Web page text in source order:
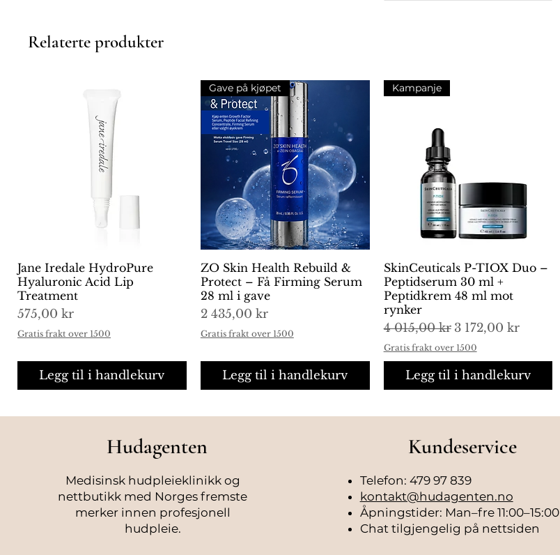
For moden hud og hud med ujevn struktur. Egnet under solkrem
og sminke.
Bruksanvisning
Påfør 2–3 pump på ren hud i ansikt og hals om morgenen, før
solkrem. Massér forsiktig inn med fingertuppene. Bruk alltid
bredspektret SPF 30 eller høyere på dagtid.
Innhold:60 g.
Relaterte produkter
Hurtigvisning
Jane Iredale HydroPure
Hyaluronic Acid Lip
Treatment
Pris
575,00 kr
Gratis frakt over 1500
Legg til i handlekurv
Hurtigvisning
Gave på kjøpet
ZO Skin Health Rebuild &
Protect – Få Firming Serum
28 ml i gave
Pris
2 435,00 kr
Gratis frakt over 1500
Legg til i handlekurv
Hurtigvisning
Kampanje
SkinCeuticals P-TIOX Duo –
Peptidserum 30 ml +
Peptidkrem 48 ml mot
rynker
Vanlig pris
4 015,00 kr Salgspris
3 172,00 kr
Gratis frakt over 1500
Legg til i handlekurv
Hudagenten
Medisinsk hudpleieklinikk og
nettbutikk med Norges fremste
merker innen profesjonell
hudpleie.
Kundeservice
Telefon: 479 97 839
kontakt@hudagenten.no
Åpningstider: Man–fre 11:00–15:00
Chat tilgjengelig på nettsiden